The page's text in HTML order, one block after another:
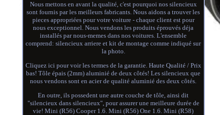
Nous mettons en avant la qualité, c'est pourquoi nos silencieux
sont fournis par les meilleurs fabricants. Nous aidons a trouver les
pieces appropriées pour votre voiture - chaque client est pour
nous exceptionnel. Nous vendons les produits éprouvés déja
installés par nous-memes dans nos voitures. L'ensemble
comprend: silencieux arriere et kit de montage comme indiqué sur
la photo.
Cliquez ici pour voir les termes de la garantie. Haute Qualité / Prix
bas! Tôle épais (2mm) aluminié de deux côtés! Les silencieux que
nous vendons sont en acier de qualité aluminié des deux côtés.
En outre, ils possedent une autre couche de tôle, ainsi dit
"silencieux dans silencieux", pour assurer une meilleure durée de
vie! Mini (R56) Cooper 1.6. Mini (R56) One 1.6. Mini (R58)